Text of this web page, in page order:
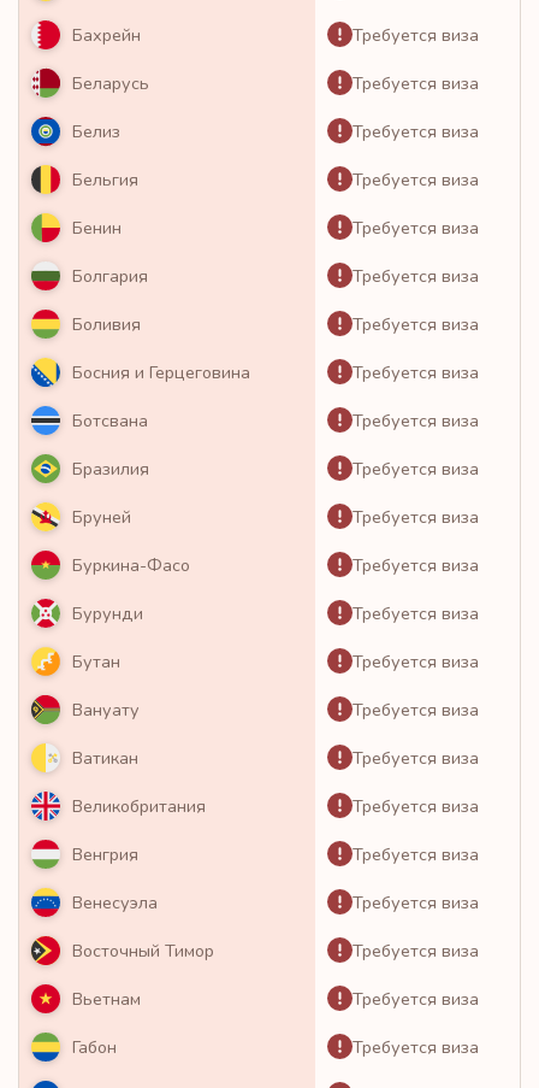
Бахрейн Требуется виза
Беларусь Требуется виза
Белиз Требуется виза
Бельгия Требуется виза
Бенин Требуется виза
Болгария Требуется виза
Боливия Требуется виза
Босния и Герцеговина Требуется виза
Ботсвана Требуется виза
Бразилия Требуется виза
Бруней Требуется виза
Буркина-Фасо Требуется виза
Бурунди Требуется виза
Бутан Требуется виза
Вануату Требуется виза
Ватикан Требуется виза
Великобритания Требуется виза
Венгрия Требуется виза
Венесуэла Требуется виза
Восточный Тимор Требуется виза
Вьетнам Требуется виза
Габон Требуется виза